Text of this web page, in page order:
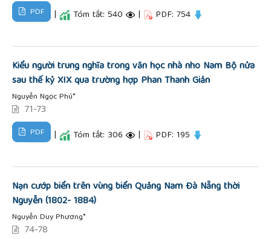
PDF | Tóm tắt: 540 | PDF: 754
Kiểu người trung nghĩa trong văn học nhà nho Nam Bộ nửa
sau thế kỷ XIX qua trường hợp Phan Thanh Giản
Nguyễn Ngọc Phú*
71-73
PDF | Tóm tắt: 306 | PDF: 195
Nạn cướp biển trên vùng biển Quảng Nam Đà Nẵng thời
Nguyễn (1802- 1884)
Nguyễn Duy Phương*
74-78